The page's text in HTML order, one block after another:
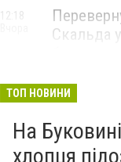
Скальда
12:18
Вчора
ТОП НОВИНИ
На
хлопця